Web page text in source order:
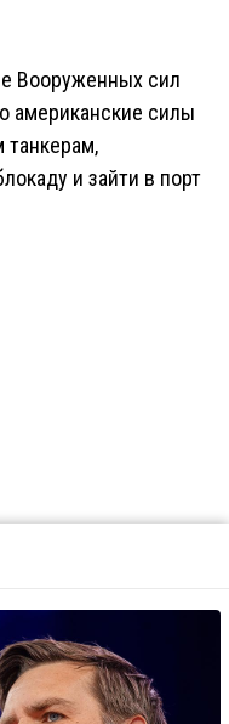
Вооруженных сил
американские силы
танкерам,
и зайти в порт